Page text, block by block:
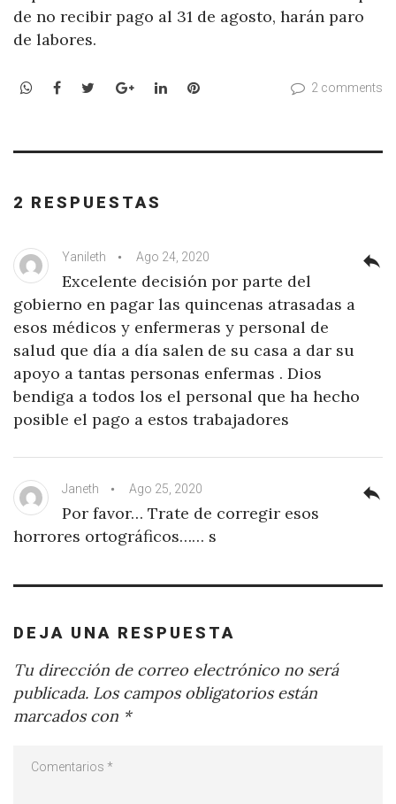
de no recibir pago al 31 de agosto, harán paro
de labores.
WhatsApp
Facebook
TwitterGoogle+LinkedInPinterest 2 comments
2 RESPUESTAS
Yanileth Ago 24, 2020
Excelente decisión por parte del
gobierno en pagar las quincenas atrasadas a
esos médicos y enfermeras y personal de
salud que día a día salen de su casa a dar su
apoyo a tantas personas enfermas . Dios
bendiga a todos los el personal que ha hecho
posible el pago a estos trabajadores
reply
Janeth Ago 25, 2020
Por favor… Trate de corregir esos
horrores ortográficos…… s
reply
DEJA UNA RESPUESTA
Tu dirección de correo electrónico no será
publicada. Los campos obligatorios están
marcados con *